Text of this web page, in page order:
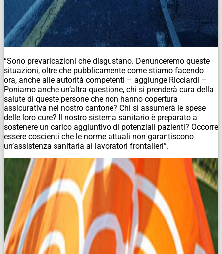
“Sono prevaricazioni che disgustano. Denunceremo queste
situazioni, oltre che pubblicamente come stiamo facendo
ora, anche alle autorità competenti – aggiunge Ricciardi –
Poniamo anche un’altra questione, chi si prenderà cura della
salute di queste persone che non hanno copertura
assicurativa nel nostro cantone? Chi si assumerà le spese
delle loro cure? Il nostro sistema sanitario è preparato a
sostenere un carico aggiuntivo di potenziali pazienti? Occorre
essere coscienti che le norme attuali non garantiscono
un’assistenza sanitaria ai lavoratori frontalieri”.